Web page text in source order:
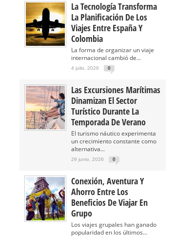
La Tecnología Transforma
La Planificación De Los
Viajes Entre España Y
Colombia
La forma de organizar un viaje
internacional cambió de...
4 julio, 2026 0
Las Excursiones Marítimas
Dinamizan El Sector
Turístico Durante La
Temporada De Verano
El turismo náutico experimenta
un crecimiento constante como
alternativa...
29 junio, 2026 0
Conexión, Aventura Y
Ahorro Entre Los
Beneficios De Viajar En
Grupo
Los viajes grupales han ganado
popularidad en los últimos...